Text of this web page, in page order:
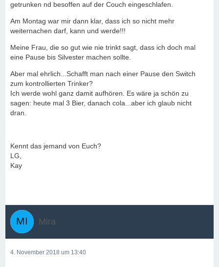
getrunken nd besoffen auf der Couch eingeschlafen.
Am Montag war mir dann klar, dass ich so nicht mehr
weiternachen darf, kann und werde!!!
Meine Frau, die so gut wie nie trinkt sagt, dass ich doch mal
eine Pause bis Silvester machen sollte.
Aber mal ehrlich...Schafft man nach einer Pause den Switch
zum kontrollierten Trinker?
Ich werde wohl ganz damit aufhören. Es wäre ja schön zu
sagen: heute mal 3 Bier, danach cola...aber ich glaub nicht
dran.
Kennt das jemand von Euch?
LG,
Kay
Mira
4. November 2018 um 13:40